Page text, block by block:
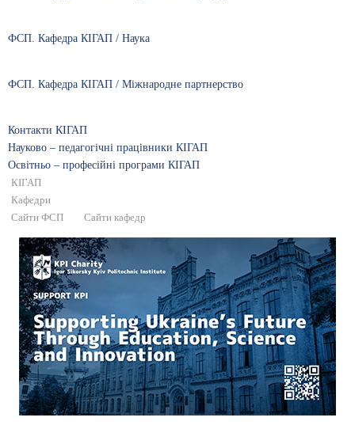
ФСП. Кафедра КІГАП / Наука
ФСП. Кафедра КІГАП / Міжнародне партнерство
Контакти КІГАП
Науково – педагогічні працівники КІГАП
Освітньо – професійні програми КІГАП
КІГАП
Кафедри
Сайти ФСП
Сайти кафедр